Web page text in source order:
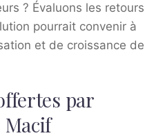
? Évaluons les retours
pourrait convenir à
et de croissance de
par
Macif